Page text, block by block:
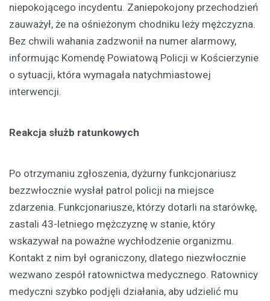
niepokojącego incydentu. Zaniepokojony przechodzień
zauważył, że na ośnieżonym chodniku leży mężczyzna.
Bez chwili wahania zadzwonił na numer alarmowy,
informując Komendę Powiatową Policji w Kościerzynie
o sytuacji, która wymagała natychmiastowej
interwencji.
Reakcja służb ratunkowych
Po otrzymaniu zgłoszenia, dyżurny funkcjonariusz
bezzwłocznie wysłał patrol policji na miejsce
zdarzenia. Funkcjonariusze, którzy dotarli na starówkę,
zastali 43-letniego mężczyznę w stanie, który
wskazywał na poważne wychłodzenie organizmu.
Kontakt z nim był ograniczony, dlatego niezwłocznie
wezwano zespół ratownictwa medycznego. Ratownicy
medyczni szybko podjęli działania, aby udzielić mu